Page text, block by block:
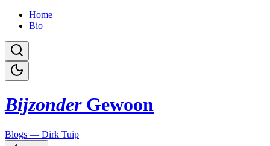
Home
Bio
Bijzonder Gewoon
Blogs — Dirk Tuip